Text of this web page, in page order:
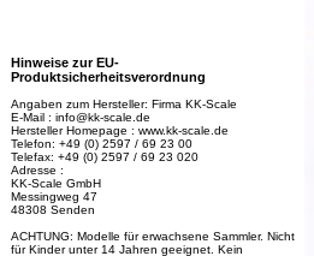
Hinweise zur EU-
Produktsicherheitsverordnung
Angaben zum Hersteller: Firma KK-Scale
E-Mail : info@kk-scale.de
Hersteller Homepage : www.kk-scale.de
Telefon: +49 (0) 2597 / 69 23 00
Telefax: +49 (0) 2597 / 69 23 020
Adresse :
KK-Scale GmbH
Messingweg 47
48308 Senden
ACHTUNG: Modelle für erwachsene Sammler. Nicht
für Kinder unter 14 Jahren geeignet. Kein